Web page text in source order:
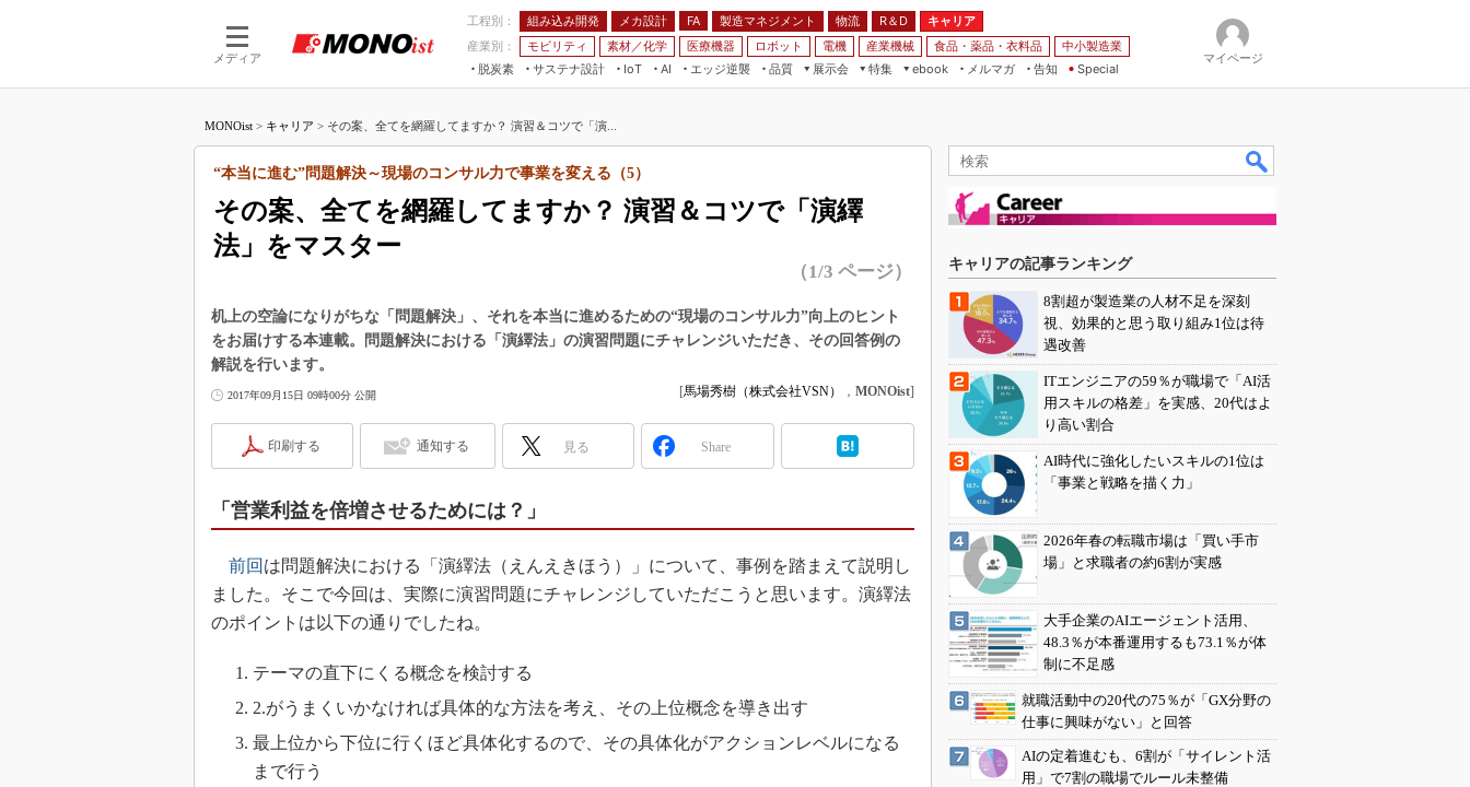
メディア
工程別： 組み込み開発 メカ設計 FA 製造マネジメント 物流 R＆D
キャリア
産業別：
モビリティ 素材／化学 医療機器 ロボット 電機 産業機械 食品・薬品・衣料品
中小製造業
脱炭素
サステナ設計
IoT
つながる工場
つながるサービス
AI
AI×設備保全
Physical AI
エッジ逆襲 品質
展示会
JIMTOF
展＆IoT/5Gソリューション展
IIFES
TECHNO-FRONTIER
人テク展
日本ものづくりワールド
特集
VR／AR
フィールドサービス
車載ソフト開発
デジタルツインとCAE
S＆OP
インダストリー4.0
メイドインジャパン
植物工場
ebook
メルマガ
告知 Special
マイページ
MONOist > キャリア > その案、全てを網羅してますか？ 演習＆コツで「演...
その案、全てを網羅してますか？ 演習＆コツで「演繹
法」をマスター
“本当に進む”問題解決～現場のコンサル力で事業を変える（5）
（1/3 ページ）
机上の空論になりがちな「問題解決」、それを本当に進めるための“現場のコンサル力”向上のヒント
をお届けする本連載。問題解決における「演繹法」の演習問題にチャレンジいただき、その回答例の
解説を行います。
2017年09月15日 09時00分 公開 [馬場秀樹（株式会社VSN） ， MONOist]
印刷する 通知する 見る Share
「営業利益を倍増させるためには？」
前回 は問題解決における「演繹法（えんえきほう）」について、事例を踏まえて説明し
ました。そこで今回は、実際に演習問題にチャレンジしていただこうと思います。演繹法
のポイントは以下の通りでしたね。
テーマの直下にくる概念を検討する
2.がうまくいかなければ具体的な方法を考え、その上位概念を導き出す
最上位から下位に行くほど具体化するので、その具体化がアクションレベルになる
まで行う
キャリアの記事ランキング
8割超が製造業の人材不足を深刻
視、効果的と思う取り組み1位は待
遇改善
ITエンジニアの59％が職場で「AI活
用スキルの格差」を実感、20代はよ
り高い割合
AI時代に強化したいスキルの1位は
「事業と戦略を描く力」
2026年春の転職市場は「買い手市
場」と求職者の約6割が実感
大手企業のAIエージェント活用、
48.3％が本番運用するも73.1％が体
制に不足感
就職活動中の20代の75％が「GX分野の
仕事に興味がない」と回答
AIの定着進むも、6割が「サイレント活
用」で7割の職場でルール未整備